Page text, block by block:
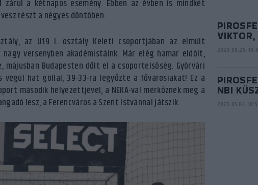
a kétnapos esemény. Ebben az évben is mindkét
részt a négyes döntőben.
az U19 I. osztály Keleti csoportjában az elmúlt
versenyben akadémistáink. Már elég hamar eldőlt,
Budapesten dőlt el a csoportelsőség. Győrvári
hat góllal, 39-33-ra legyőzte a fővárosiakat! Ez a
második helyezettjével, a NEKA-val mérkőznek meg a
lesz, a Ferencváros a Szent Istvánnal játszik.
2023.08.25.
NBI
2023.05.04.